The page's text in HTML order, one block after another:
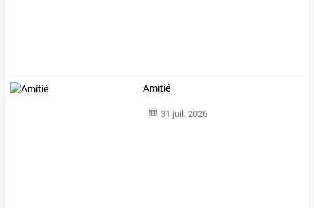
Amitié
31 juil. 2026